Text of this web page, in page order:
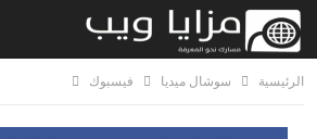
الرئيسية سوشال ميديا فيسبوك